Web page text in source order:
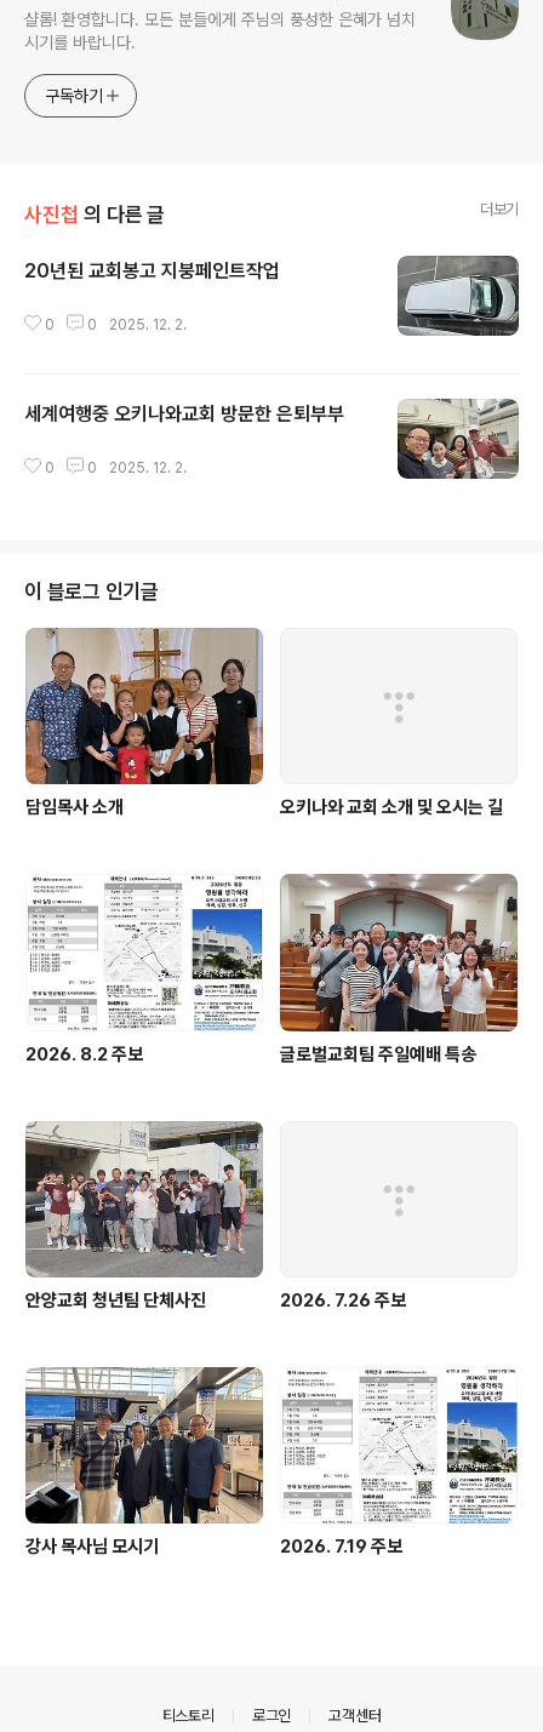
샬롬! 환영합니다. 모든 분들에게 주님의 풍성한 은혜가 넘치
시기를 바랍니다.
구독하기
사진첩 의 다른 글 더보기
20년된 교회봉고 지붕페인트작업
0 0 2025. 12. 2.
세계여행중 오키나와교회 방문한 은퇴부부
0 0 2025. 12. 2.
이 블로그 인기글
담임목사 소개 오키나와 교회 소개 및 오시는 길
2026. 8.2 주보 글로벌교회팀 주일예배 특송
안양교회 청년팀 단체사진 2026. 7.26 주보
강사 목사님 모시기 2026. 7.19 주보
티스토리 로그인 고객센터